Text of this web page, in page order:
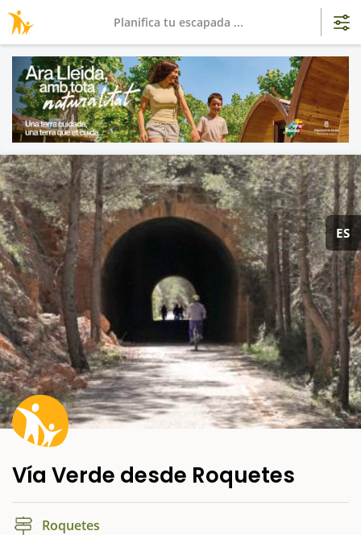
ES
Vía Verde desde Roquetes
Roquetes
Planifica tu escapada ...